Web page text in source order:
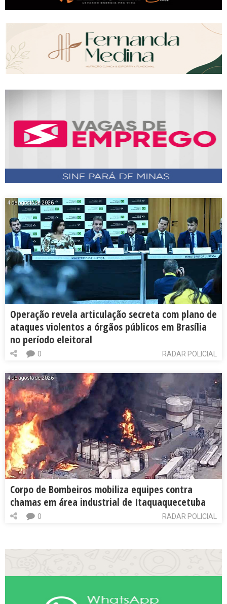
4 de agosto de 2026
Operação revela articulação secreta com plano de
ataques violentos a órgãos públicos em Brasília
no período eleitoral
RADAR POLICIAL
0
4 de agosto de 2026
Corpo de Bombeiros mobiliza equipes contra
chamas em área industrial de Itaquaquecetuba
RADAR POLICIAL
0